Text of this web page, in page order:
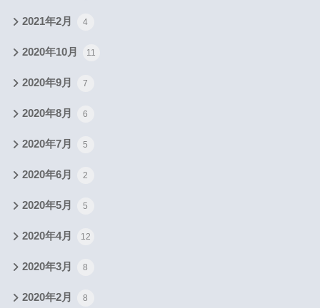
2021年2月 4
2020年10月 11
2020年9月 7
2020年8月 6
2020年7月 5
2020年6月 2
2020年5月 5
2020年4月 12
2020年3月 8
2020年2月 8